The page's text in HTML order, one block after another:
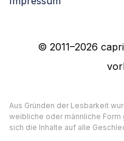
© 2011–2026
Aus Gründen der Lesbarkeit
weibliche oder männliche
sich die Inhalte auf alle